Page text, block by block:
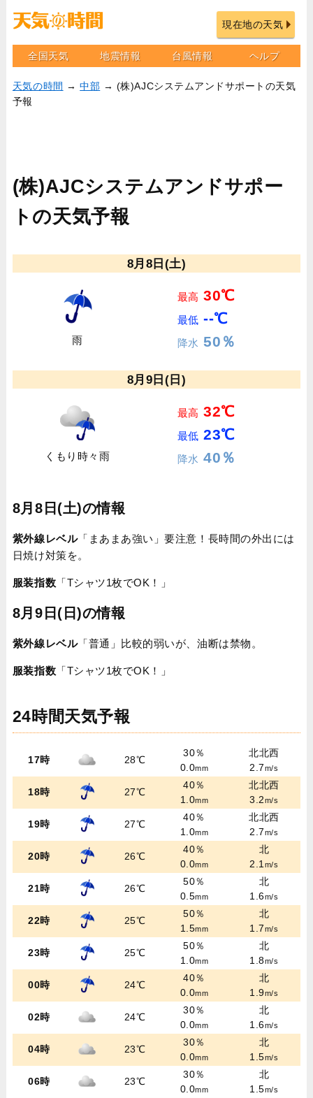
現在地の天気
全国天気 地震情報 台風情報 ヘルプ
天気の時間 →中部 → (株)AJCシステムアンドサポートの天気
予報
(株)AJCシステムアンドサポー
トの天気予報
8月8日(土)
雨
最高 30℃
最低 --℃
降水 50％
8月9日(日)
くもり時々雨
最高 32℃
最低 23℃
降水 40％
8月8日(土)の情報
紫外線レベル「まあまあ強い」要注意！長時間の外出には
日焼け対策を。
服装指数 「Tシャツ1枚でOK！」
8月9日(日)の情報
紫外線レベル「普通」比較的弱いが、油断は禁物。
服装指数 「Tシャツ1枚でOK！」
24時間天気予報
17時 28℃
30％
0.0mm
北北西
2.7m/s
18時 27℃
40％
1.0mm
北北西
3.2m/s
19時 27℃
40％
1.0mm
北北西
2.7m/s
20時 26℃
40％
0.0mm
北
2.1m/s
21時 26℃
50％
0.5mm
北
1.6m/s
22時 25℃
50％
1.5mm
北
1.7m/s
23時 25℃
50％
1.0mm
北
1.8m/s
00時 24℃
40％
0.0mm
北
1.9m/s
02時 24℃
30％
0.0mm
北
1.6m/s
04時 23℃
30％
0.0mm
北
1.5m/s
06時 23℃
30％
0.0mm
北
1.5m/s